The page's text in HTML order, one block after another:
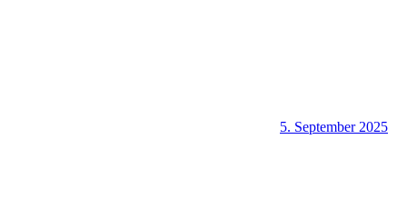
5. September 2025